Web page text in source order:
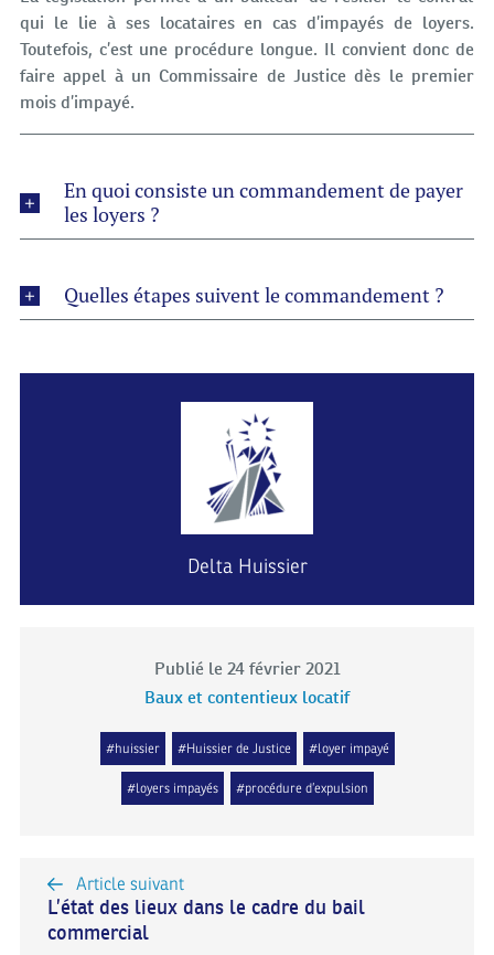
qui le lie à ses locataires en cas d’impayés de loyers.
Toutefois, c’est une procédure longue. Il convient donc de
faire appel à un Commissaire de Justice dès le premier
mois d’impayé.
En quoi consiste un commandement de payer
les loyers ?
Quelles étapes suivent le commandement ?
Delta Huissier
Publié le 24 février 2021
Baux et contentieux locatif
#huissier #Huissier de Justice #loyer impayé
#loyers impayés #procédure d’expulsion
Article suivant
L’état des lieux dans le cadre du bail
commercial